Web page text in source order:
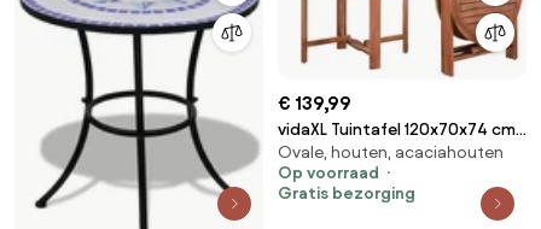
€ 139,99
vidaXL Tuintafel 120x70x74 cm
massief acaciahout
Ovale, houten, acaciahouten
Op voorraad
Gratis bezorging